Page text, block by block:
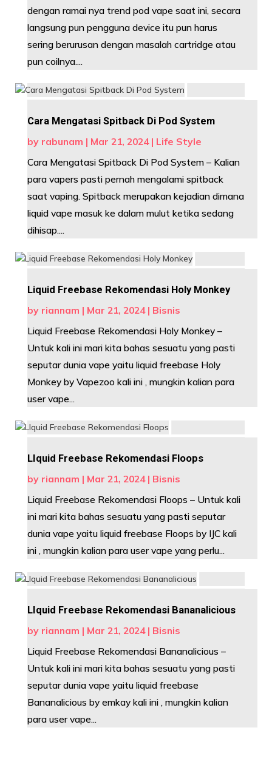
dengan ramai nya trend pod vape saat ini, secara
langsung pun pengguna device itu pun harus
sering berurusan dengan masalah cartridge atau
pun coilnya....
Cara Mengatasi Spitback Di Pod System
by rabunam | Mar 21, 2024| Life Style
Cara Mengatasi Spitback Di Pod System – Kalian
para vapers pasti pernah mengalami spitback
saat vaping. Spitback merupakan kejadian dimana
liquid vape masuk ke dalam mulut ketika sedang
dihisap....
Liquid Freebase Rekomendasi Holy Monkey
by riannam | Mar 21, 2024| Bisnis
Liquid Freebase Rekomendasi Holy Monkey –
Untuk kali ini mari kita bahas sesuatu yang pasti
seputar dunia vape yaitu liquid freebase Holy
Monkey by Vapezoo kali ini , mungkin kalian para
user vape...
LIquid Freebase Rekomendasi Floops
by riannam | Mar 21, 2024| Bisnis
Liquid Freebase Rekomendasi Floops – Untuk kali
ini mari kita bahas sesuatu yang pasti seputar
dunia vape yaitu liquid freebase Floops by IJC kali
ini , mungkin kalian para user vape yang perlu...
LIquid Freebase Rekomendasi Bananalicious
by riannam | Mar 21, 2024| Bisnis
Liquid Freebase Rekomendasi Bananalicious –
Untuk kali ini mari kita bahas sesuatu yang pasti
seputar dunia vape yaitu liquid freebase
Bananalicious by emkay kali ini , mungkin kalian
para user vape...